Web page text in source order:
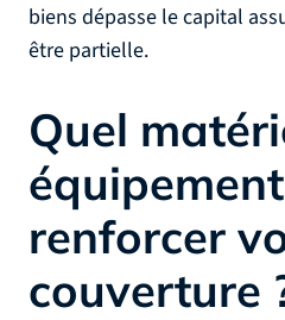
biens dépasse le capital
être partielle.
Quel
renforcer
couverture